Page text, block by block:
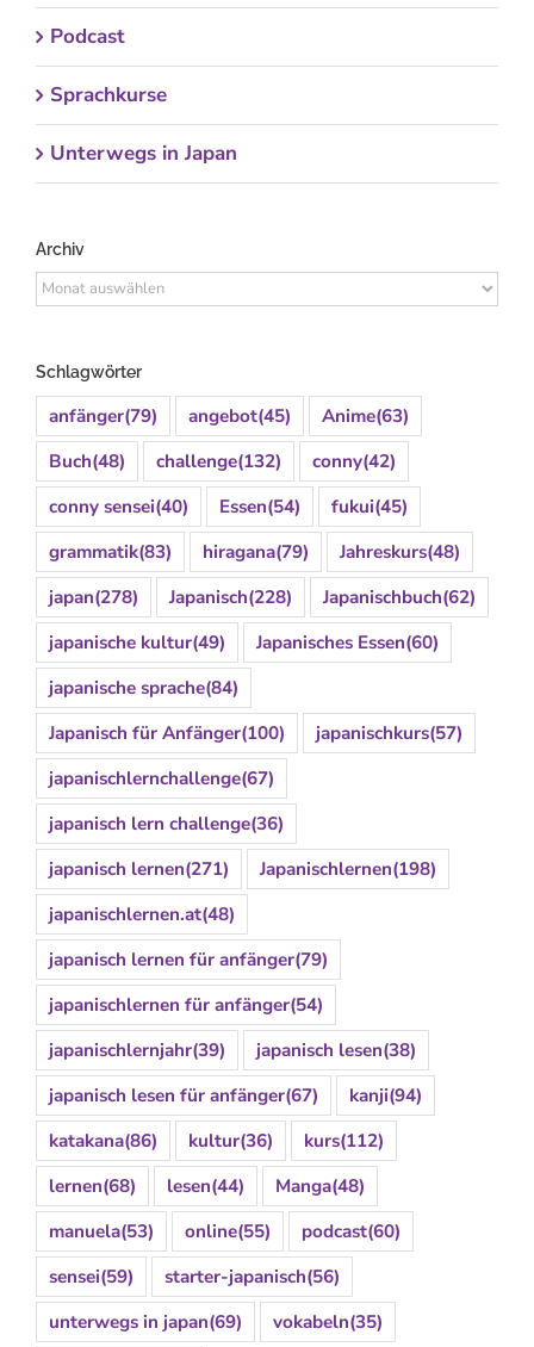
Podcast
Sprachkurse
Unterwegs in Japan
Archiv
Archiv
Schlagwörter
anfänger(79) angebot(45) Anime(63)
Buch(48) challenge(132) conny(42)
conny sensei(40) Essen(54) fukui(45)
grammatik(83) hiragana(79) Jahreskurs(48)
japan(278) Japanisch(228) Japanischbuch(62)
japanische kultur(49) Japanisches Essen(60)
japanische sprache(84)
Japanisch für Anfänger(100) japanischkurs(57)
japanischlernchallenge(67)
japanisch lern challenge(36)
japanisch lernen(271) Japanischlernen(198)
japanischlernen.at(48)
japanisch lernen für anfänger(79)
japanischlernen für anfänger(54)
japanischlernjahr(39) japanisch lesen(38)
japanisch lesen für anfänger(67) kanji(94)
katakana(86) kultur(36) kurs(112)
lernen(68) lesen(44) Manga(48)
manuela(53) online(55) podcast(60)
sensei(59) starter-japanisch(56)
unterwegs in japan(69) vokabeln(35)